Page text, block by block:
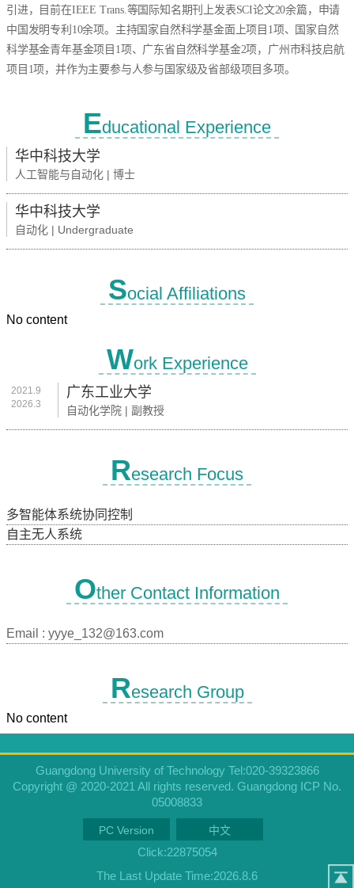
引进，目前在IEEE Trans.等国际知名期刊上发表SCI论文20余篇，申请
中国发明专利10余项。 主持国家自然科学基金面上项目1项、国家自然
科学基金青年基金项目1项、广东省自然科学基金2项，广州市科技启航
项目1项，并作为主要参与人参与国家级及省部级项目多项。
Educational Experience
华中科技大学
人工智能与自动化 | 博士
华中科技大学
自动化 | Undergraduate
Social Affiliations
No content
Work Experience
2021.9
2026.3
广东工业大学
自动化学院 | 副教授
Research Focus
多智能体系统协同控制
自主无人系统
Other Contact Information
Email : yyye_132@163.com
Research Group
No content
Guangdong University of Technology Tel:020-39323866
Copyright @ 2020-2021 All rights reserved. Guangdong ICP No.
05008833
PC Version 中文
Click:22875054
The Last Update Time:2026.8.6